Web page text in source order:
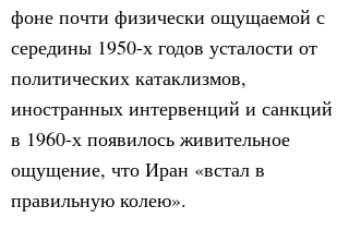
фоне почти физически ощущаемой с
середины 1950-х годов усталости от
политических катаклизмов,
иностранных интервенций и санкций
в 1960-х появилось живительное
ощущение, что Иран «встал в
правильную колею».